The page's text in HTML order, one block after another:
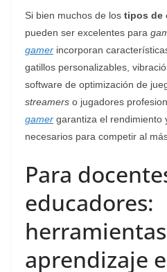
Si bien muchos de los tipos de
pueden ser excelentes para
gamer incorporan
gatillos personalizables,
software de optimización de
streamers o jugadores
gamer garantiza el rendimiento
necesarios para competir al
Para
educadores:
aprendizaje